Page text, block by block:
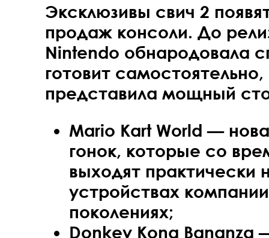
Эксклюзивы свич 2
продаж консоли. До
Nintendo обнародовала
готовит
представила мощный
Mario Kart World —
гонок, которые со
выходят практически
устройствах
поколениях;
Donkey Kong Bananza